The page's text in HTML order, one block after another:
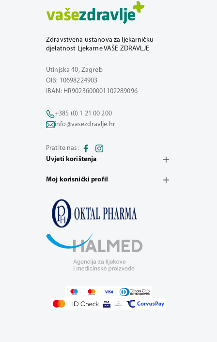
Zdravstvena ustanova za ljekarničku
djelatnost Ljekarne VAŠE ZDRAVLJE
Utinjska 40, Zagreb
OIB: 10698224903
IBAN: HR9023600001102289096
+385 (0) 1 21 00 200
info@vasezdravlje.hr
Pratite nas:
Uvjeti korištenja
Moj korisnički profil